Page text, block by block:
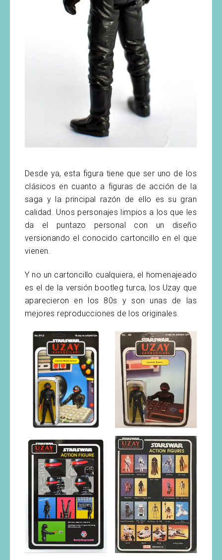
Desde ya, esta figura tiene que ser uno de los
clásicos en cuanto a figuras de acción de la
saga y la principal razón de ello es su gran
calidad. Unos personajes limpios a los que les
da el puntazo personal con un diseño
versionando el conocido cartoncillo en el que
vienen.
Y no un cartoncillo cualquiera, el homenajeado
es el de la versión bootleg turca, los Uzay que
aparecieron en los 80s y son unas de las
mejores reproducciones de los originales.